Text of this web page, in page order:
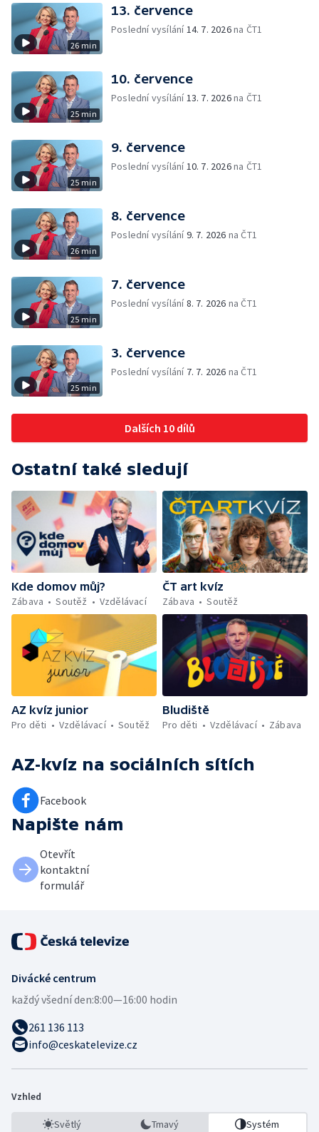
26 min
13. července
Poslední vysílání14. 7. 2026na ČT1
25 min
10. července
Poslední vysílání13. 7. 2026na ČT1
25 min
9. července
Poslední vysílání10. 7. 2026na ČT1
26 min
8. července
Poslední vysílání9. 7. 2026 na ČT1
25 min
7. července
Poslední vysílání8. 7. 2026 na ČT1
25 min
3. července
Poslední vysílání 7. 7. 2026 na ČT1
Dalších 10 dílů
Ostatní také sledují
Kde domov můj?
Zábava
Soutěž Vzdělávací
ČT art kvíz
Zábava
Soutěž
AZ kvíz junior
Pro děti
Vzdělávací Soutěž
Bludiště
Pro děti
Vzdělávací Zábava
AZ-kvíz na sociálních sítích
Facebook
Napište nám
Otevřít
kontaktní
formulář
Divácké centrum
každý všední den:8:00—16:00 hodin
261 136 113
info@ceskatelevize.cz
Vzhled
Světlý Tmavý Systém